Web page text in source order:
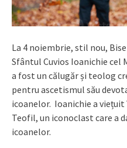
La 4 noiembrie, stil nou,
Sfântul Cuvios Ioanichie cel
a fost un călugăr și teolog
pentru ascetismul său
icoanelor. Ioanichie a
Teofil, un iconoclast care a
icoanelor.